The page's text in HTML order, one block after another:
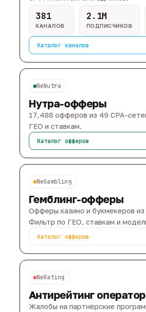
381
КАНАЛОВ
2.1M
ПОДПИСЧИКОВ
Каталог каналов
NeNutra
Нутра-офферы
17,488 офферов из 49 CPA-
ГЕО и ставкам.
Каталог офферов
NeGambling
Гемблинг-офферы
Офферы казино и букмекеров из
Фильтр по ГЕО, ставкам и
Каталог офферов
NeRating
Антирейтинг
Жалобы на партнёрские